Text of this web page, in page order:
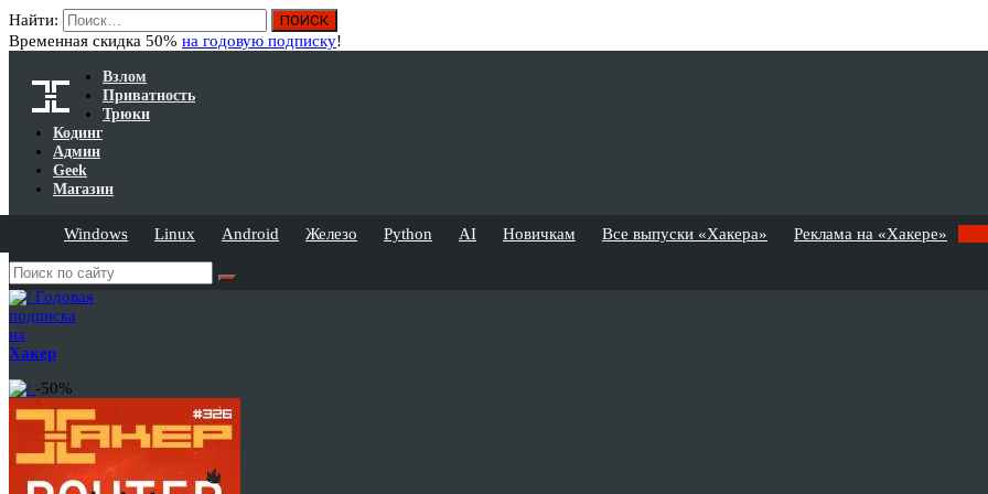
Найти:
Временная скидка 50% на годовую подписку!
Взлом
Приватность
Трюки
Кодинг
Админ
Geek
Магазин
Windows Linux Android Железо Python AI Новичкам Все выпуски «Хакера» Реклама на «Хакере»
Годовая
подписка
на
Хакер
-50%